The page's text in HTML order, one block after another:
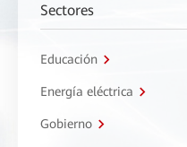
Sectores
Educación
Energía eléctrica
Gobierno